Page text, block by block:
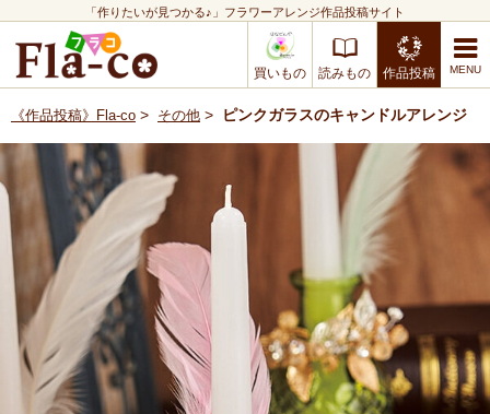
「作りたいが見つかる♪」フラワーアレンジ作品投稿サイト
買いもの 読みもの 作品投稿
《作品投稿》Fla-co > その他 > ピンクガラスのキャンドルアレンジ